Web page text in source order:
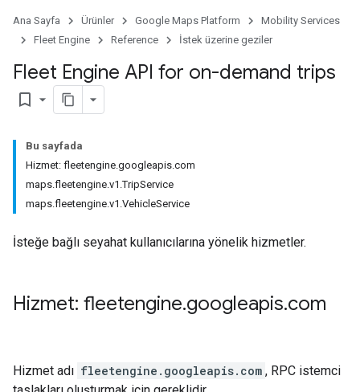
Ana Sayfa Ürünler Google Maps Platform
Mobility Services
Fleet Engine
Reference İstek üzerine geziler
Fleet Engine API for on-demand trips
bookmark_border
Bu sayfada
Hizmet: fleetengine.googleapis.com
maps.fleetengine.v1.TripService
maps.fleetengine.v1.VehicleService
İsteğe bağlı seyahat kullanıcılarına yönelik hizmetler.
Hizmet: fleetengine.googleapis.com
Hizmet adı fleetengine.googleapis.com , RPC istemci